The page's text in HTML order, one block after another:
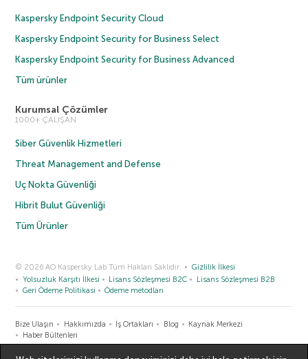
Kaspersky Endpoint Security Cloud
Kaspersky Endpoint Security for Business Select
Kaspersky Endpoint Security for Business Advanced
Tüm ürünler
Kurumsal Çözümler
1000+ ÇALIŞAN
Siber Güvenlik Hizmetleri
Threat Management and Defense
Uç Nokta Güvenliği
Hibrit Bulut Güvenliği
Tüm Ürünler
© 2026 AO Kaspersky Lab Tüm Hakları Saklıdır.
Gizlilik İlkesi
Yolsuzluk Karşıtı İlkesi
Lisans Sözleşmesi B2C
Lisans Sözleşmesi B2B
Geri Ödeme Politikasi
Ödeme metodları
Bize Ulaşın Hakkımızda İş Ortakları Blog
Kaynak Merkezi
Haber Bültenleri